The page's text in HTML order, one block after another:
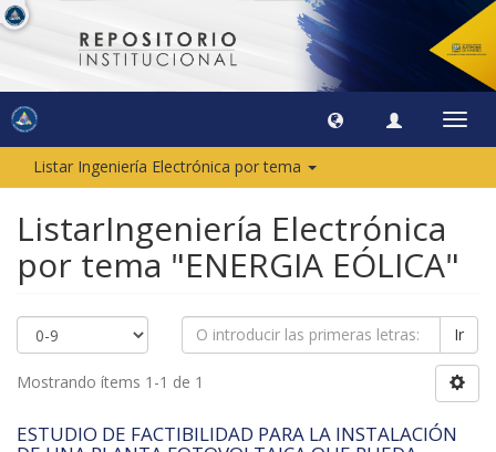
Listar Ingeniería Electrónica por tema
ListarIngeniería Electrónica
por tema "ENERGIA EÓLICA"
Ir
Mostrando ítems 1-1 de 1
ESTUDIO DE FACTIBILIDAD PARA LA INSTALACIÓN